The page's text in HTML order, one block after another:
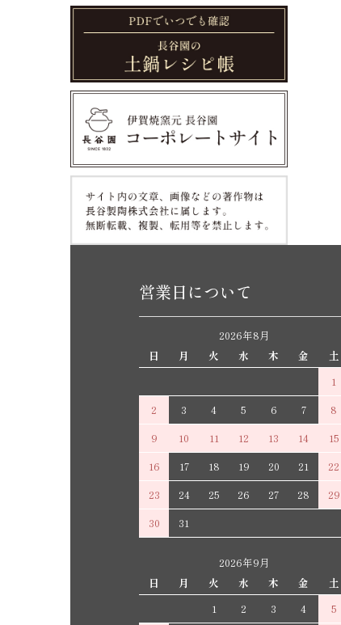
営業日について
2026年8月
日
月 火 水 木 金
土
1
2
3 4 5 6 7
8
9
10 11 12 13 14
15
16
17 18 19 20 21
22
23
24 25 26 27 28
29
30
31
2026年9月
日
月 火 水 木 金
土
1
2 3 4 5